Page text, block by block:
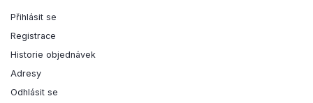
Přihlásit se
Registrace
Historie objednávek
Adresy
Odhlásit se